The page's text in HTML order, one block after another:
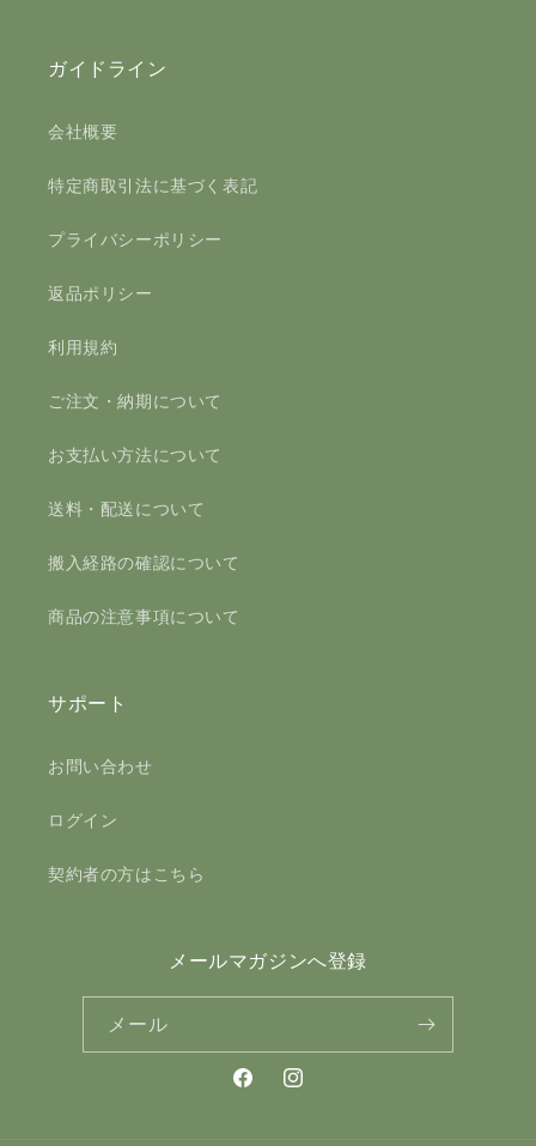
ガイドライン
会社概要
特定商取引法に基づく表記
プライバシーポリシー
返品ポリシー
利用規約
ご注文・納期について
お支払い方法について
送料・配送について
搬入経路の確認について
商品の注意事項について
サポート
お問い合わせ
ログイン
契約者の方はこちら
メールマガジンへ登録
メール
FacebookInstagram